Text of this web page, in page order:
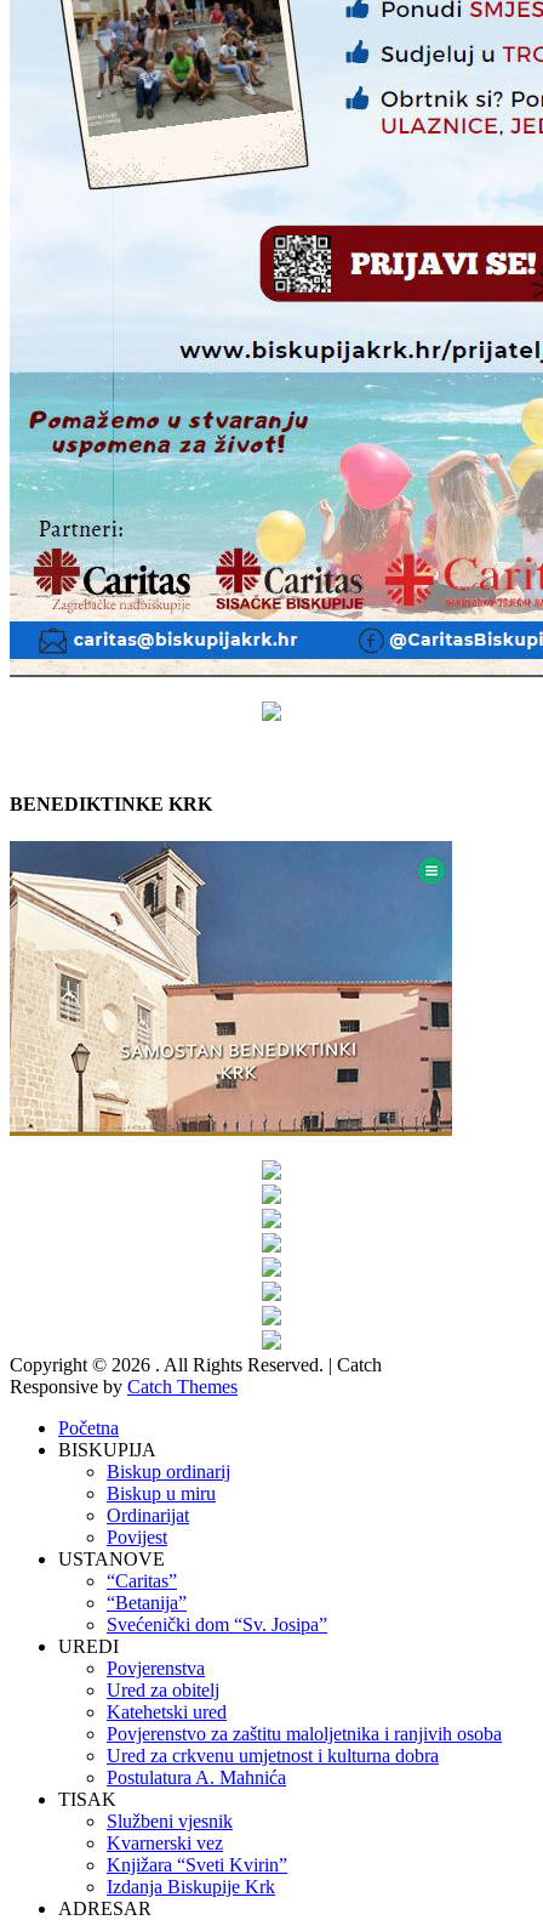
BENEDIKTINKE KRK
Copyright © 2026 . All Rights Reserved. | Catch
Responsive by Catch Themes
Početna
BISKUPIJA
Biskup ordinarij
Biskup u miru
Ordinarijat
Povijest
USTANOVE
“Caritas”
“Betanija”
Svećenički dom “Sv. Josipa”
UREDI
Povjerenstva
Ured za obitelj
Katehetski ured
Povjerenstvo za zaštitu maloljetnika i ranjivih osoba
Ured za crkvenu umjetnost i kulturna dobra
Postulatura A. Mahnića
TISAK
Službeni vjesnik
Kvarnerski vez
Knjižara “Sveti Kvirin”
Izdanja Biskupije Krk
ADRESAR